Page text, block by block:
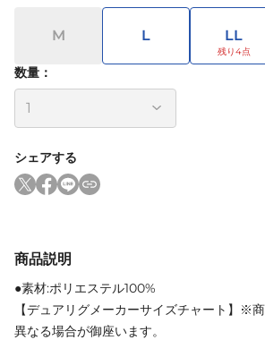
M L LL
数量：
シェアする
商品説明
●素材:ポリエステル100%
【デュアリグメーカーサイズチャート】※
異なる場合が御座います。